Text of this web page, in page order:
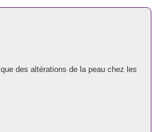
des altérations de la peau chez les